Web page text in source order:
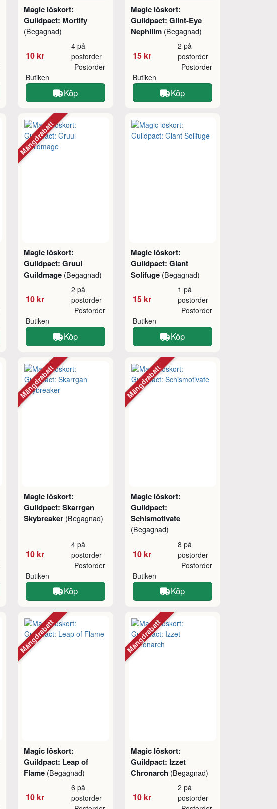
Magic löskort:
Guildpact: Mortify
(Begagnad)
10 kr
4 på
postorder
Butiken
Postorder
Köp
Magic löskort:
Guildpact: Glint-Eye
Nephilim (Begagnad)
15 kr
2 på
postorder
Butiken
Postorder
Köp
Magic löskort:
Guildpact: Gruul
Guildmage (Begagnad)
10 kr
2 på
postorder
Butiken
Postorder
Köp
Mängdrabatt
Magic löskort:
Guildpact: Giant
Solifuge (Begagnad)
15 kr
1 på
postorder
Butiken
Postorder
Köp
Magic löskort:
Guildpact: Skarrgan
Skybreaker (Begagnad)
10 kr
4 på
postorder
Butiken
Postorder
Köp
Mängdrabatt
Magic löskort:
Guildpact:
Schismotivate
(Begagnad)
10 kr
8 på
postorder
Butiken
Postorder
Köp
Mängdrabatt
Magic löskort:
Guildpact: Leap of
Flame (Begagnad)
10 kr
6 på
postorder
Mängdrabatt
Magic löskort:
Guildpact: Izzet
Chronarch (Begagnad)
10 kr
2 på
postorder
Mängdrabatt